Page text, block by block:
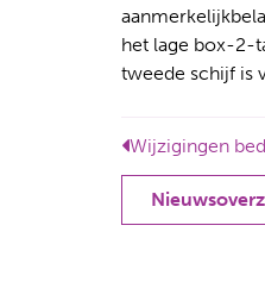
het lage box-2-
tweede schijf is
Wijzigingen